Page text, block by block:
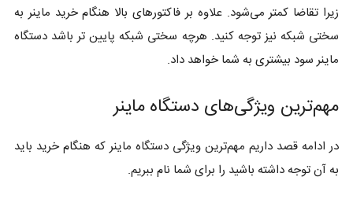
زیرا تقاضا کمتر می‌شود. علاوه بر فاکتورهای بالا هنگام خرید ماینر به
سختی شبکه نیز توجه کنید. هرچه سختی شبکه پایین تر باشد دستگاه
ماینر سود بیشتری به شما خواهد داد.
مهم‌ترین ویژگی‌های دستگاه ماینر
در ادامه قصد داریم مهم‌ترین ویژگی دستگاه ماینر که هنگام خرید باید
به آن توجه داشته باشید را برای شما نام ببریم.